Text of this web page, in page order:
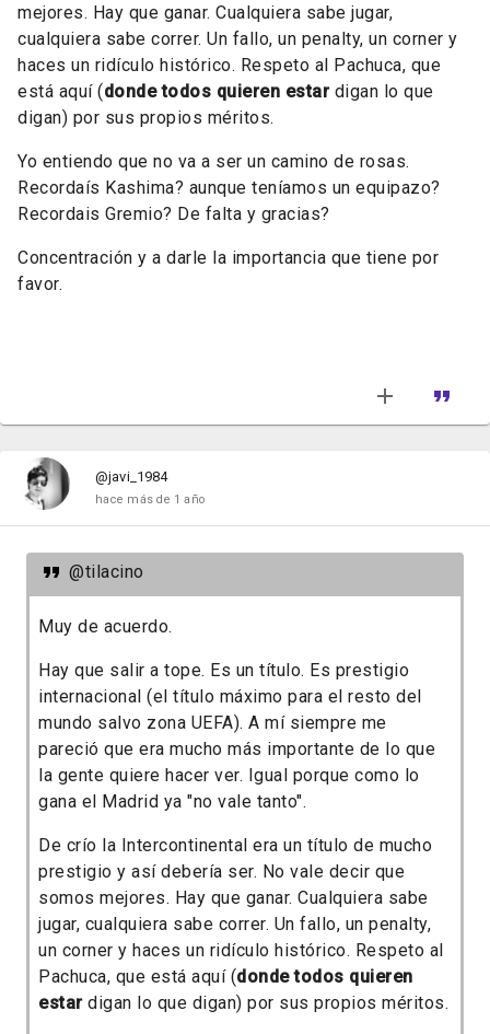
mejores. Hay que ganar. Cualquiera sabe jugar,
cualquiera sabe correr. Un fallo, un penalty, un corner y
haces un ridículo histórico. Respeto al Pachuca, que
está aquí (donde todos quieren estardigan lo que
digan) por sus propios méritos.
Yo entiendo que no va a ser un camino de rosas.
Recordaís Kashima? aunque teníamos un equipazo?
Recordais Gremio? De falta y gracias?
Concentración y a darle la importancia que tiene por
favor.
@javi_1984
hace más de 1 año
@tilacino
Muy de acuerdo.
Hay que salir a tope. Es un título. Es prestigio
internacional (el título máximo para el resto del
mundo salvo zona UEFA). A mí siempre me
pareció que era mucho más importante de lo que
la gente quiere hacer ver. Igual porque como lo
gana el Madrid ya "no vale tanto".
De crío la Intercontinental era un título de mucho
prestigio y así debería ser. No vale decir que
somos mejores. Hay que ganar. Cualquiera sabe
jugar, cualquiera sabe correr. Un fallo, un penalty,
un corner y haces un ridículo histórico. Respeto al
Pachuca, que está aquí (donde todos quieren
estardigan lo que digan) por sus propios méritos.